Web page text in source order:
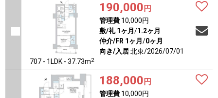
707 - 1LDK - 37.73m2
190,000 円
管理費10,000円
敷/礼 1ヶ月 /1.2ヶ月
仲介/FR 1ヶ月 /0ヶ月
向き/入居北東/2026/07/01
188,000 円
管理費10,000円